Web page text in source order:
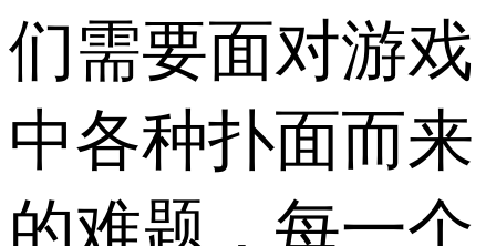
们需要面对游戏
中各种扑面而来
的难题，每一个